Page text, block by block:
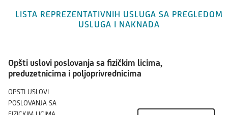
LISTA REPREZENTATIVNIH USLUGA SA PREGLEDOM
USLUGA I NAKNADA
Opšti uslovi poslovanja sa fizičkim licima,
preduzetnicima i poljoprivrednicima
OPSTI USLOVI
POSLOVANJA SA